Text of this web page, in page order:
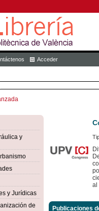
Acceder
y
y Jurídicas
de
al
Publicaciones